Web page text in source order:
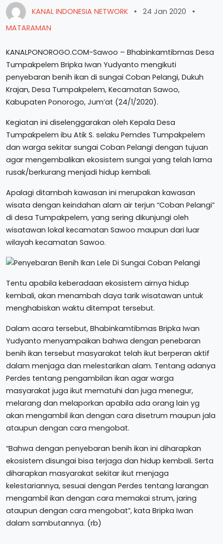
KANAL INDONESIA NETWORK • 24 Jan 2020
•
MATARAMAN
KANALPONOROGO.COM-Sawoo – Bhabinkamtibmas Desa
Tumpakpelem Bripka Iwan Yudyanto mengikuti
penyebaran benih ikan di sungai Coban Pelangi, Dukuh
Krajan, Desa Tumpakpelem, Kecamatan Sawoo,
Kabupaten Ponorogo, Jum’at (24/1/2020).
Kegiatan ini diselenggarakan oleh Kepala Desa
Tumpakpelem ibu Atik S. selaku Pemdes Tumpakpelem
dan warga sekitar sungai Coban Pelangi dengan tujuan
agar mengembalikan ekosistem sungai yang telah lama
rusak/berkurang menjadi hidup kembali.
Apalagi ditambah kawasan ini merupakan kawasan
wisata dengan keindahan alam air terjun “Coban Pelangi”
di desa Tumpakpelem, yang sering dikunjungi oleh
wisatawan lokal kecamatan Sawoo maupun dari luar
wilayah kecamatan Sawoo.
Tentu apabila keberadaan ekosistem airnya hidup
kembali, akan menambah daya tarik wisatawan untuk
menghabiskan waktu ditempat tersebut.
Dalam acara tersebut, Bhabinkamtibmas Bripka Iwan
Yudyanto menyampaikan bahwa dengan penebaran
benih ikan tersebut masyarakat telah ikut berperan aktif
dalam menjaga dan melestarikan alam. Tentang adanya
Perdes tentang pengambilan ikan agar warga
masyarakat juga ikut mematuhi dan juga menegur,
melarang dan melaporkan apabila ada orang lain yg
akan mengambil ikan dengan cara disetrum maupun jala
ataupun dengan cara mengobat.
“Bahwa dengan penyebaran benih ikan ini diharapkan
ekosistem disungai bisa terjaga dan hidup kembali. Serta
diharapkan masyarakat sekitar ikut menjaga
kelestariannya, sesuai dengan Perdes tentang larangan
mengambil ikan dengan cara memakai strum, jaring
ataupun dengan cara mengobat”, kata Bripka Iwan
dalam sambutannya. (rb)